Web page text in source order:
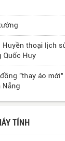
Huyền thoại lịch
Quốc Huy
"thay áo
Nẵng
TÍNH